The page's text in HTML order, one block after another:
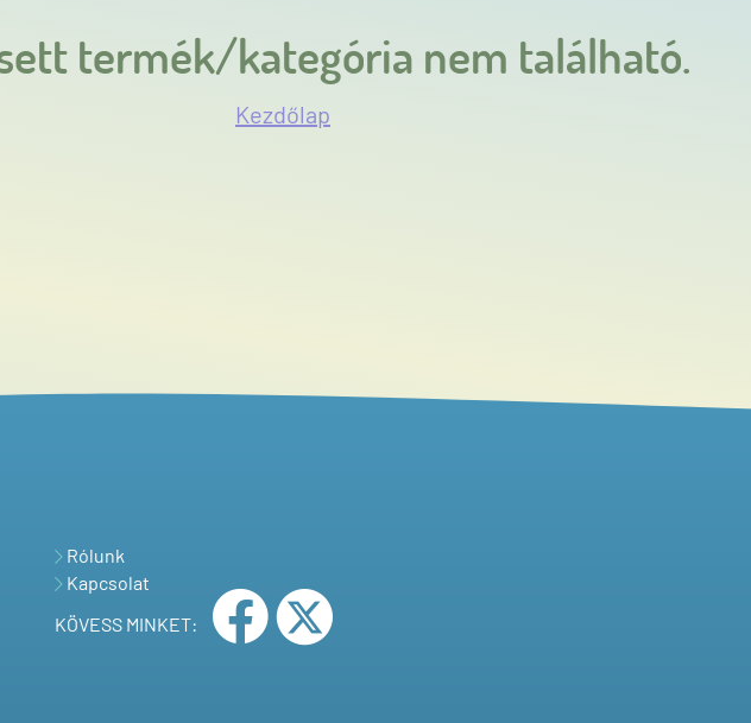
termék/kategória nem található.
Kezdőlap
Rólunk
Kapcsolat
KÖVESS MINKET: